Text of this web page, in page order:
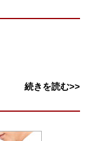
続きを読む>>